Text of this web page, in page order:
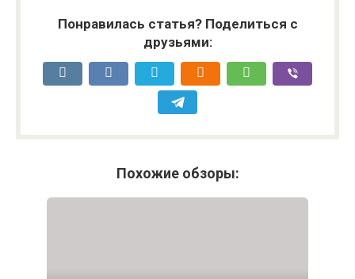
Понравилась статья? Поделиться с
друзьями:
Похожие обзоры: